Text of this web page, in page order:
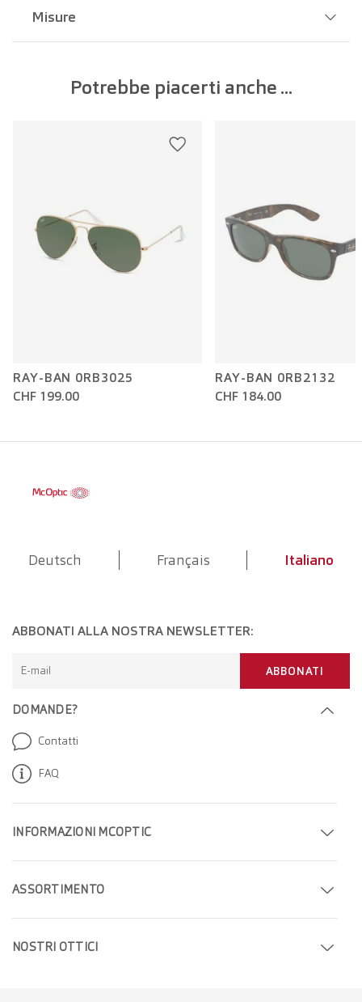
Misure
Larghezza della lente: 54 mm
Lunghezza dell'asta:
Potrebbe piacerti anche ...
RAY-BAN 0RB3025
CHF 199.00
RAY-BAN 0RB2132
CHF 184.00
Deutsch Français Italiano
INFORMAZIONI MCOPTIC
Fissa un appuntamento
Trova il tuo negozio
Carriera
ASSORTIMENTO
Occhiali
Occhiali da sole
NOSTRI OTTICI
DOMANDE?
Contatti
FAQ
ABBONATI ALLA NOSTRA NEWSLETTER:
E-mail ABBONATI